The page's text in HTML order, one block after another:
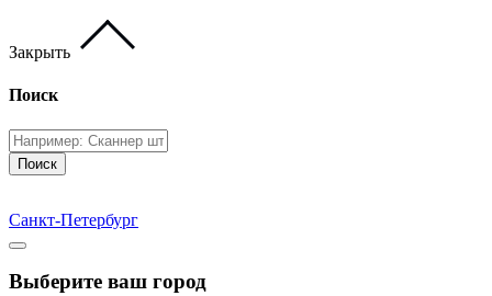
Закрыть
Поиск
Поиск
Санкт-Петербург
Выберите ваш город